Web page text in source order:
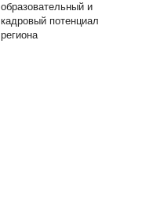
образовательный и
кадровый потенциал
региона